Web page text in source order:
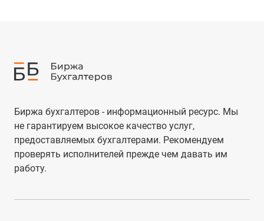
Биржа бухгалтеров - информационный ресурс. Мы
не гарантируем высокое качество услуг,
предоставляемых бухгалтерами. Рекомендуем
проверять исполнителей прежде чем давать им
работу.